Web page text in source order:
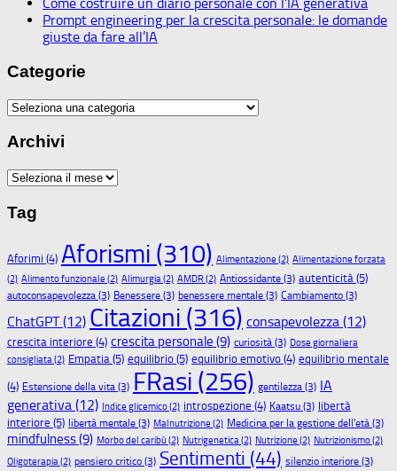
Prompt engineering per la crescita personale: le domande
giuste da fare all’IA
Categorie
Categorie
Archivi
Archivi
Tag
Aforimi (4) Aforismi (310) Alimentazione (2) Alimentazione forzata
(2) Alimento funzionale (2) Alimurgia(2) AMDR(2) Antiossidante (3) autenticità(5)
autoconsapevolezza (3) Benessere (3) benessere mentale (3) Cambiamento (3)
ChatGPT(12) Citazioni (316) consapevolezza (12)
crescita interiore (4) crescita personale (9) curiosità (3) Dose giornaliera
consigliata(2) Empatia(5) equilibrio(5) equilibrio emotivo (4) equilibrio mentale
(4) Estensione della vita (3) FRasi (256) gentilezza (3) IA
generativa (12) Indice glicemico(2) introspezione (4) Kaatsu (3) libertà
interiore (5) libertà mentale (3) Malnutrizione (2) Medicina per la gestione dell'età (3)
mindfulness(9) Morbo del caribù (2) Nutrigenetica(2) Nutrizione (2) Nutrizionismo(2)
Oligoterapia(2) pensiero critico (3) Sentimenti (44) silenzio interiore (3)